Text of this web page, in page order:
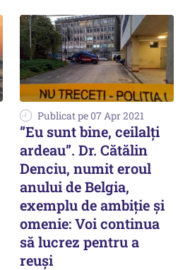
Publicat pe 07 Apr 2021
”Eu sunt bine, ceilalți
ardeau”. Dr. Cătălin
Denciu, numit eroul
anului de Belgia,
exemplu de ambiție și
omenie: Voi continua
să lucrez pentru a
reuși